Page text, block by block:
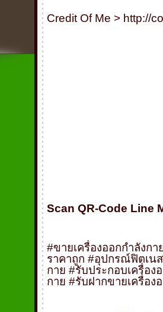
Credit Of Me > http://
Scan QR-Code Line
#ขายเครื่องออกกำลังก
ราคาถูก #อุปกรณ์ฟิตเน
กาย #รับประกอบเครื่อง
กาย #รับฝากขายเครื่อง